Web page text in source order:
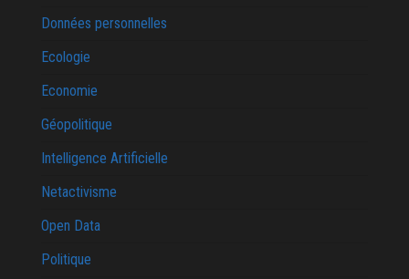
Données personnelles
Ecologie
Economie
Géopolitique
Intelligence Artificielle
Netactivisme
Open Data
Politique